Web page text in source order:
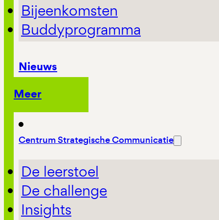
Bijeenkomsten
Buddyprogramma
Nieuws
Meer
Centrum Strategische Communicatie
De leerstoel
De challenge
Insights